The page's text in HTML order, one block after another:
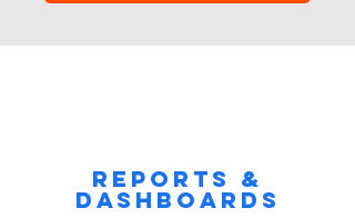
Reports &
dashboards